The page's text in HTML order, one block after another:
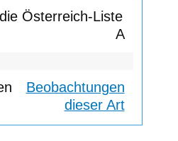
A
Beobachtungen
dieser Art